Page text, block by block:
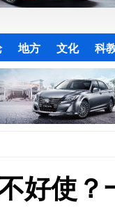
地方 文化 科
好使？